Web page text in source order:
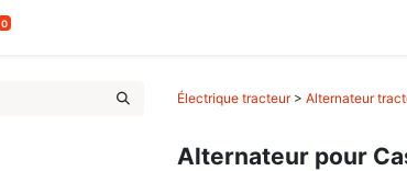
0
Électrique tracteur> Alternateur
Alternateur pour